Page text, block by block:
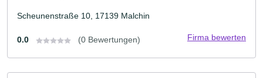
Scheunenstraße 10, 17139 Malchin
0.0 (0 Bewertungen) Firma bewerten